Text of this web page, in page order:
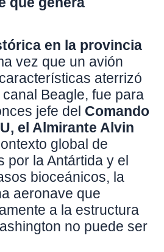
en la provincia
vez que un avión
aterrizó
Beagle, fue para
jefe del Comando
el Almirante Alvin
global de
por la Antártida y el
bioceánicos, la
aeronave que
a la estructura
no puede ser